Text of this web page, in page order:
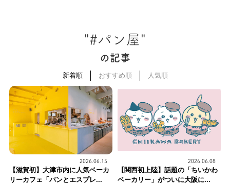
"#パン屋"
の記事
新着順 おすすめ順 人気順
2026.06.15
【滋賀初】大津市内に人気ベーカ
リーカフェ「パンとエスプレ...
2026.06.08
【関西初上陸】話題の「ちいかわ
ベーカリー」がついに大阪に...